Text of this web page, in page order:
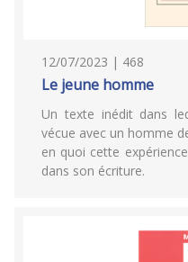
12/07/2023 | 468
Le jeune homme
Un texte inédit dans
vécue avec un homme
en quoi cette
dans son écriture.